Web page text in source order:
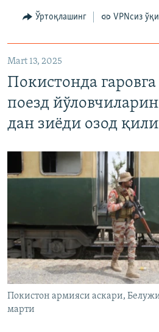
Ўртоқлашинг VPNсиз
Mart 13, 2025
Покистонда
поезд
дан зиёди озод
Покистон армияси аскари,
марти